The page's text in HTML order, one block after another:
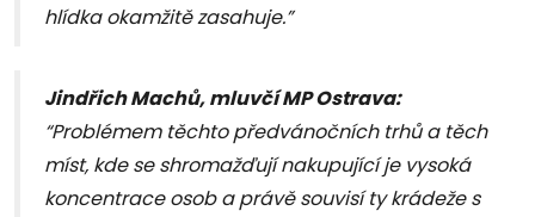
hlídka okamžitě zasahuje.”
Jindřich Machů, mluvčí MP Ostrava:
“Problémem těchto předvánočních trhů a těch
míst, kde se shromažďují nakupující je vysoká
koncentrace osob a právě souvisí ty krádeže s